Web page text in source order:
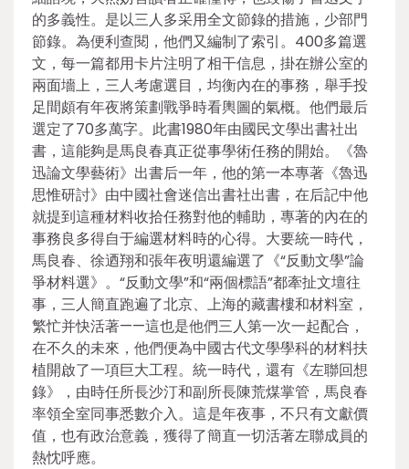
的多義性。是以三人多采用全文節錄的措施，少部門
節錄。為便利查閱，他們又編制了索引。400多篇選
文，每一篇都用卡片注明了相干信息，掛在辦公室的
兩面墻上，三人考慮選目，均衡內在的事務，舉手投
足間頗有年夜將策劃戰爭時看輿圖的氣概。他們最后
選定了70多萬字。此書1980年由國民文學出書社出
書，這能夠是馬良春真正從事學術任務的開始。《魯
迅論文學藝術》出書后一年，他的第一本專著《魯迅
思惟研討》由中國社會迷信出書社出書，在后記中他
就提到這種材料收拾任務對他的輔助，專著的內在的
事務良多得自于編選材料時的心得。大要統一時代，
馬良春、徐迺翔和張年夜明還編選了《“反動文學”論
爭材料選》。“反動文學”和“兩個標語”都牽扯文壇往
事，三人簡直跑遍了北京、上海的藏書樓和材料室，
繁忙并快活著——這也是他們三人第一次一起配合，
在不久的未來，他們便為中國古代文學學科的材料扶
植開啟了一項巨大工程。統一時代，還有《左聯回想
錄》，由時任所長沙汀和副所長陳荒煤掌管，馬良春
率領全室同事悉數介入。這是年夜事，不只有文獻價
值，也有政治意義，獲得了簡直一切活著左聯成員的
熱忱呼應。